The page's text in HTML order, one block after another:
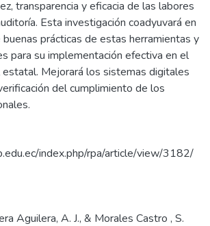
transparencia y eficacia de las labores
Esta investigación coadyuvará en
prácticas de estas herramientas y
para su implementación efectiva en el
Mejorará los sistemas digitales
del cumplimiento de los
index.php/rpa/article/view/3182/
Aguilera, A. J., & Morales Castro , S.